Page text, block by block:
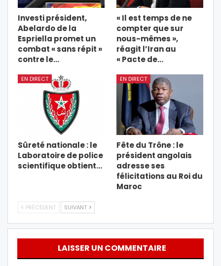
Investi président,
Abelardo de la
Espriella promet un
combat « sans répit »
contre le…
« Il est temps de ne
compter que sur
nous-mêmes »,
réagit l’Iran au
« Pacte de…
EN DIRECT
Sûreté nationale : le
Laboratoire de police
scientifique obtient…
EN DIRECT
Fête du Trône : le
président angolais
adresse ses
félicitations au Roi du
Maroc
PRÉCÉDENT SUIVANT
LAISSER UN COMMENTAIRE